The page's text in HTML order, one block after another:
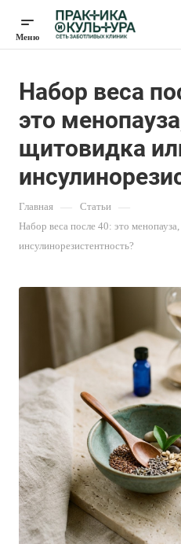
Набор веса
это
щитовидка
Главная — Статьи —
Набор веса после 40: это
инсулинорезистентность?